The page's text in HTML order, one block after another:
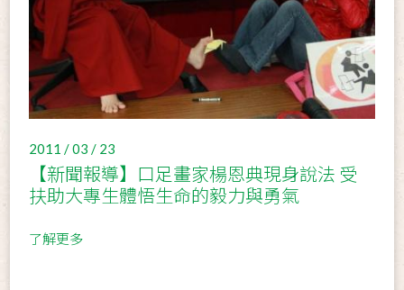
2011 / 03 / 23
【新聞報導】口足畫家楊恩典現身說法 受
扶助大專生體悟生命的毅力與勇氣
了解更多